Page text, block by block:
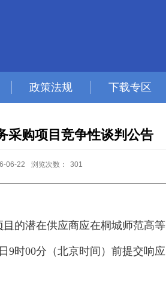
政策法规 下载专区
采购项目竞争性谈判公告
06-22 浏览次数： 301
的潜在供应商应在桐城师范高等
9时00分 （北京时间）前提交响应